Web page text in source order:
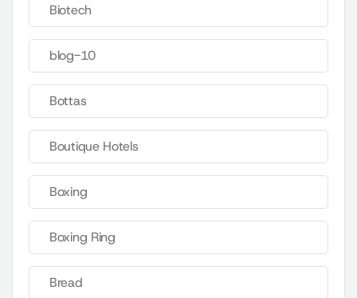
Biotech
blog-10
Bottas
Boutique Hotels
Boxing
Boxing Ring
Bread